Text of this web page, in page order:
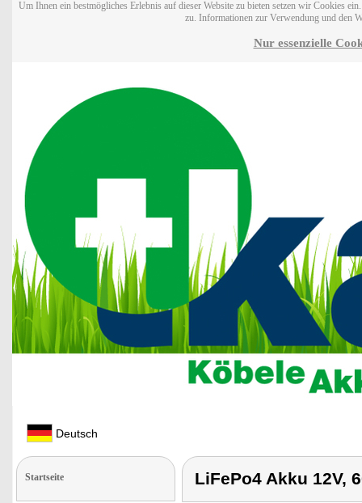
Um Ihnen ein bestmögliches Erlebnis auf dieser Website zu bieten setzen wir Cookies
zu. Informationen zur Verwendung und den
Nur essenzielle
Deutsch
Startseite LiFePo4 Akku 12V,